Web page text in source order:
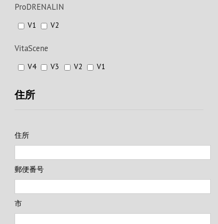
ProDRENALIN
V1 V2
VitaScene
V4 V3 V2 V1
住所
住所
郵便番号
市